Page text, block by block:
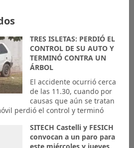
TRES ISLETAS: PERDIÓ EL
CONTROL DE SU AUTO Y
TERMINÓ CONTRA UN
ÁRBOL
El accidente ocurrió cerca
de las 11.30, cuando por
causas que aún se tratan
perdió el control y terminó
SITECH Castelli y FESICH
convocan a un paro para